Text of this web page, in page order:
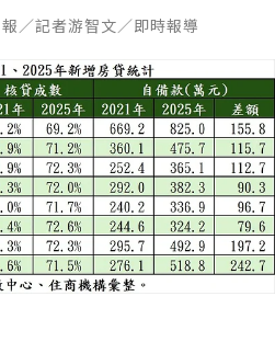
／記者游智文／即時報導